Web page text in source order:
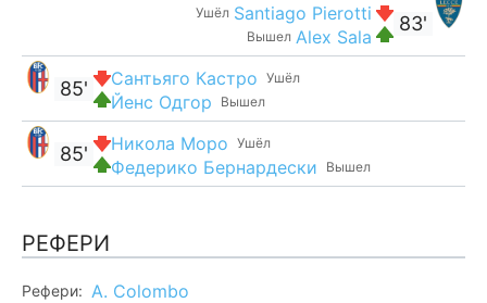
83'
Ушёл Santiago Pierotti
Вышел Alex Sala
Ушёл
Сантьяго Кастро
Вышел
Йенс Одгор
85'
Ушёл
Никола Моро
Вышел
Федерико Бернардески
85'
РЕФЕРИ
Рефери: A. Colombo